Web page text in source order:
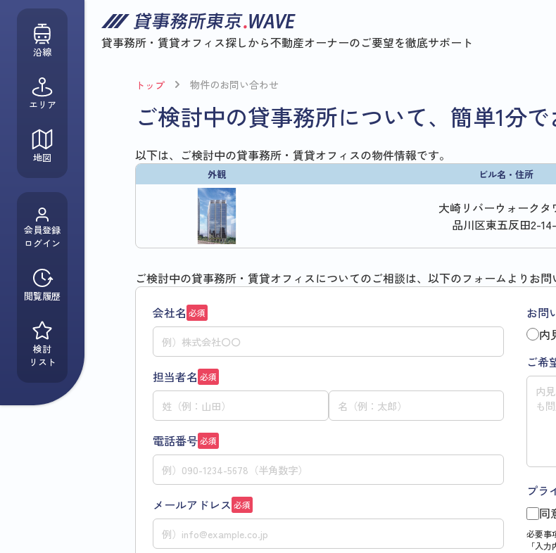
貸事務所・賃貸オフィス探しから不動産オーナーのご要望を徹底サポート
沿線
エリア
地図
会員登録
ログイン
閲覧履歴
検討
リスト
トップ 物件のお問い合わせ
ご検討中の貸事務所について、簡単1分
以下は、ご検討中の貸事務所・賃貸オフィスの物件情報です。
外観 ビル名・住所
大崎リバーウォークタ
品川区東五反田2-
ご検討中の貸事務所・賃貸オフィスについてのご相談は、以下のフォームよりお問
会社名 必須
担当者名 必須
電話番号必須
メールアドレス 必須
お問
内
ご希
プラ
同
必要事
「入